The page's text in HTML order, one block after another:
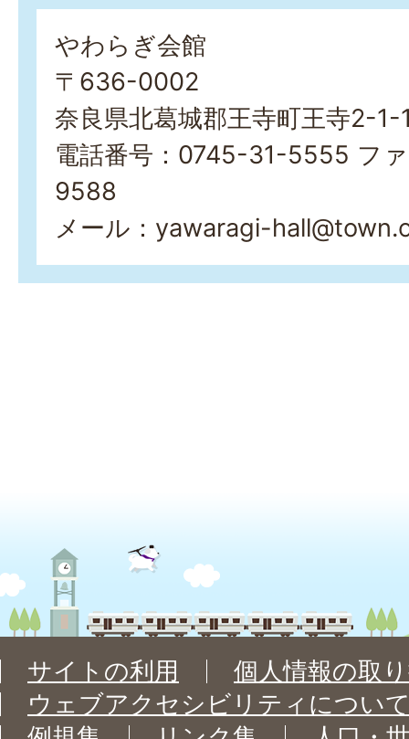
やわらぎ会館
〒636-0002
奈良県北葛城郡王寺町王寺2-
電話番号：0745-31-5555 フ
9588
メール：yawaragi-
サイトの利用
個人情報の取
ウェブアクセシビリティについ